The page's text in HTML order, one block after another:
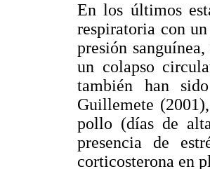
En los últimos
respiratoria con
presión
un colapso
también han
Guillemete
pollo (días de
presencia de
corticosterona en